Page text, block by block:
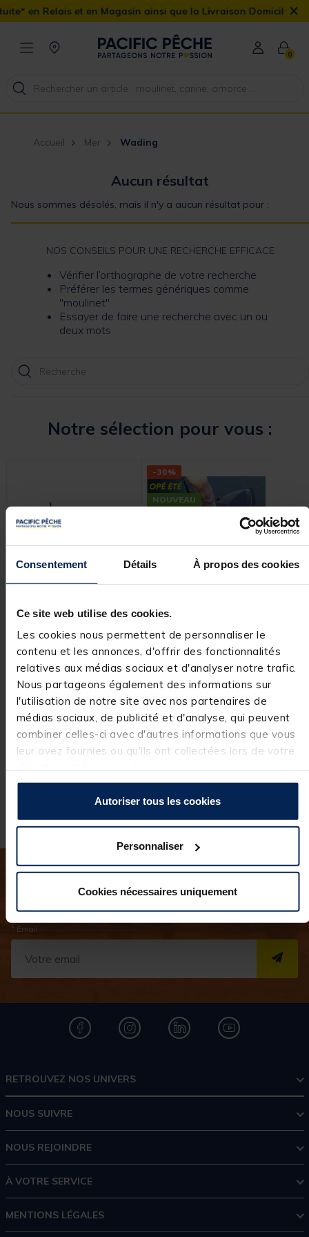
Consentement Détails À propos des cookies
Ce site web utilise des cookies.
Les cookies nous permettent de personnaliser le
contenu et les annonces, d'offrir des fonctionnalités
relatives aux médias sociaux et d'analyser notre trafic.
Nous partageons également des informations sur
l'utilisation de notre site avec nos partenaires de
médias sociaux, de publicité et d'analyse, qui peuvent
combiner celles-ci avec d'autres informations que vous
leur avez fournies ou qu'ils ont collectées lors de votre
Autoriser tous les cookies
Personnaliser
Cookies nécessaires uniquement
et en Magasin ainsi que la Livraison Domicile offerte dès 90€
×
0
Accueil Mer Wading
Aucun résultat
Nous sommes désolés, mais il n'y a aucun résultat pour :
NOS CONSEILS POUR UNE RECHERCHE EFFICACE
Vérifier l’orthographe de votre recherche
Préférer les termes génériques comme
"moulinet"
Essayer de faire une recherche avec un ou
deux mots
Notre sélection pour vous :
au panier
Bateau Amorceur
Deeper Quest
Chirp+
[object Object] out of 5 Customer Rating
(4)
1.849,00
€
Ajouter au panier
Expédition sous 7
jours
-30%
NOUVEAU
Bateau amorceur
carpe team
carpfishing Process
bait boat
[object Object] out of 5
(56)
Price reduced from
129,00 €to
90,30 € Ajouter au
Expédition sous 24 h
Gardez le fil, suivez-nous !
* Email
RETROUVEZ NOS UNIVERS
NOUS SUIVRE
NOUS REJOINDRE
À VOTRE SERVICE
MENTIONS LÉGALES